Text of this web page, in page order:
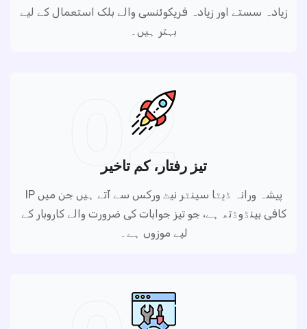
زیادہ سستے اور زیادہ فریکوئنسی والے بلک استعمال کے لیے
بہتر ہیں۔
02
تیز رفتار، کم تاخیر
IP پیشہ ورانہ ڈیٹا سینٹر نیٹ ورکس سے آتے ہیں جن میں
کافی بینڈوڈتھ ہے، جو تیز جوابات کی ضرورت والے کاروبار کے
لیے موزوں ہے۔